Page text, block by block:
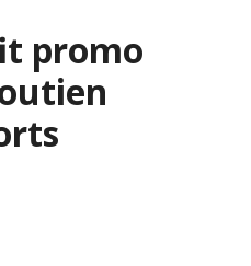
promo